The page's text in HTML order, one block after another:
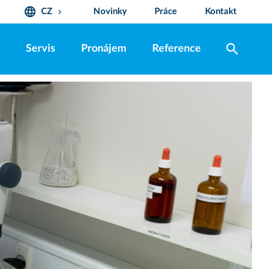
language CZ keyboard_arrow_down Novinky Práce Kontakt
Servis Pronájem Reference search